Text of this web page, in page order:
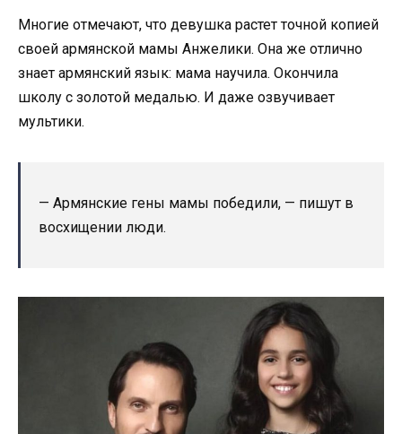
Многие отмечают, что девушка растет точной копией
своей армянской мамы Анжелики. Она же отлично
знает армянский язык: мама научила. Окончила
школу с золотой медалью. И даже озвучивает
мультики.
— Армянские гены мамы победили, — пишут в
восхищении люди.